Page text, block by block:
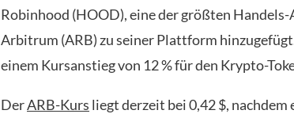
Robinhood (HOOD), eine der größten
Arbitrum (ARB) zu seiner Plattform
einem Kursanstieg von 12 % für den Krypto-
DerARB-Kurs liegt derzeit bei 0,42 $, nachdem